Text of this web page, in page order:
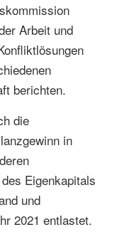
Arbeit und
berichten.
die
in
Eigenkapitals
und
2021 entlastet.